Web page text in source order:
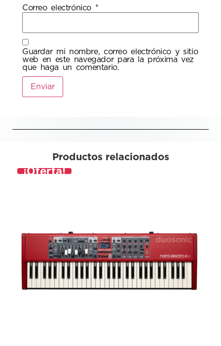
Correo electrónico *
Guardar mi nombre, correo electrónico y sitio
web en este navegador para la próxima vez
que haga un comentario.
Productos relacionados
¡Oferta!